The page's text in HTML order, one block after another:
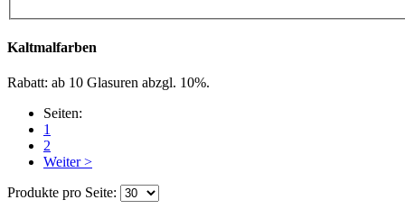
Kaltmalfarben
Rabatt: ab 10 Glasuren abzgl. 10%.
Seiten:
1
2
Weiter >
Produkte pro Seite: